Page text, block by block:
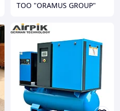
ТОО "ORAMUS GROUP"